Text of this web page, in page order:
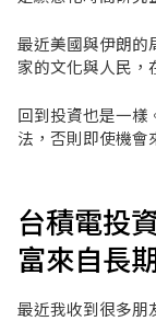
最近美國與伊朗的
家的文化與人民，
回到投資也是一樣
法，否則即使機會
台積電投
富來自長
最近我收到很多朋